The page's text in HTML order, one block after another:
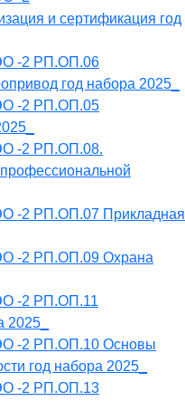
и сертификация год
-2 РП.ОП.06
год набора 2025_
-2 РП.ОП.05
-2 РП.ОП.08.
-2 РП.ОП.07 Прикладная
-2 РП.ОП.09 Охрана
-2 РП.ОП.11
2025_
-2 РП.ОП.10 Основы
год набора 2025_
-2 РП.ОП.13